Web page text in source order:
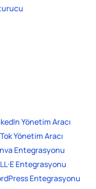
Yönetim Aracı
Yönetim Aracı
Entegrasyonu
Entegrasyonu
Entegrasyonu